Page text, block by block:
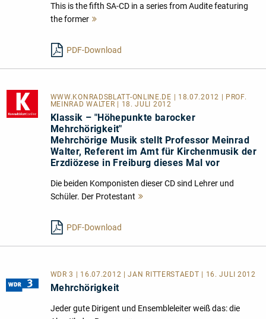
This is the fifth SA-CD in a series from Audite featuring
the former
PDF-Download
WWW.KONRADSBLATT-ONLINE.DE | 18.07.2012 | PROF.
MEINRAD WALTER | 18. JULI 2012
Klassik – "Höhepunkte barocker
Mehrchörigkeit"
Mehrchörige Musik stellt Professor Meinrad
Walter, Referent im Amt für Kirchenmusik der
Erzdiözese in Freiburg dieses Mal vor
Die beiden Komponisten dieser CD sind Lehrer und
Schüler. Der Protestant
PDF-Download
WDR 3 | 16.07.2012 | JAN RITTERSTAEDT | 16. JULI 2012
Mehrchörigkeit
Jeder gute Dirigent und Ensembleleiter weiß das: die